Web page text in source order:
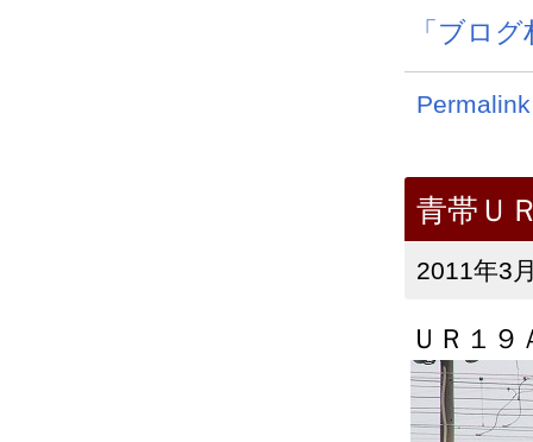
「ブロ
Permalink
青帯Ｕ
2011年3
ＵＲ１